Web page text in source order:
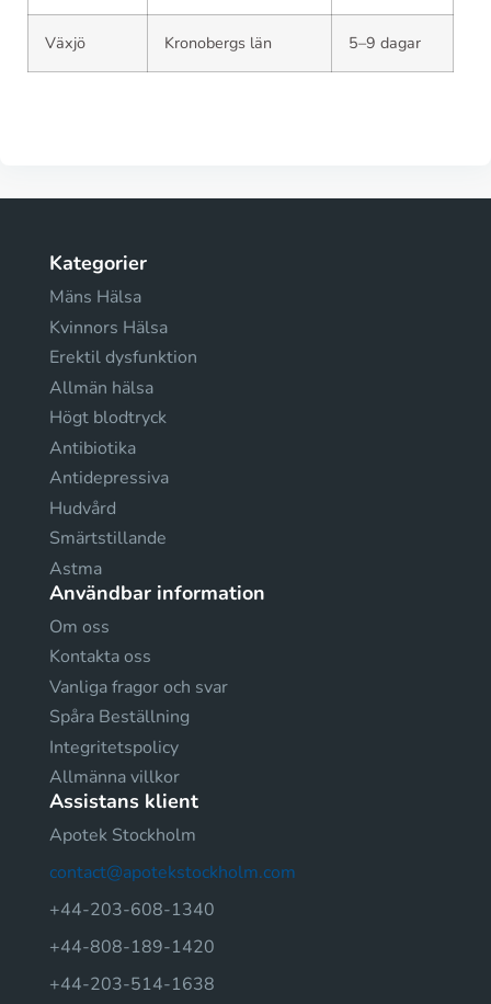
Växjö Kronobergs län 5–9 dagar
Kategorier
Mäns Hälsa
Kvinnors Hälsa
Erektil dysfunktion
Allmän hälsa
Högt blodtryck
Antibiotika
Antidepressiva
Hudvård
Smärtstillande
Astma
Användbar information
Om oss
Kontakta oss
Vanliga fragor och svar
Spåra Beställning
Integritetspolicy
Allmänna villkor
Assistans klient
Apotek Stockholm
contact@apotekstockholm.com
+44-203-608-1340
+44-808-189-1420
+44-203-514-1638